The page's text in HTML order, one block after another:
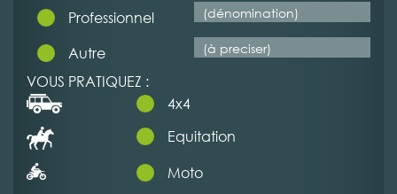
Professionnel
Autre
VOUS PRATIQUEZ :
4x4
Equitation
Moto